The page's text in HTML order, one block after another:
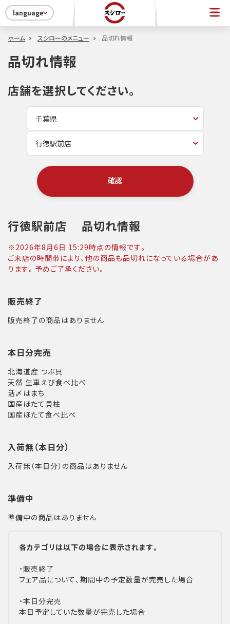
language
ホーム スシローのメニュー 品切れ情報
品切れ情報
店舗を選択してください。
確認
行徳駅前店 品切れ情報
※ 2026年8月6日 15:29時点の情報です。
ご来店の時間帯により、他の商品も品切れになっている場合があ
ります。予めご了承ください。
販売終了
販売終了の商品はありません
本日分完売
北海道産 つぶ貝
天然 生車えび食べ比べ
活〆はまち
国産ほたて貝柱
国産ほたて食べ比べ
入荷無（本日分）
入荷無（本日分）の商品はありません
準備中
準備中の商品はありません
各カテゴリは以下の場合に表示されます。
・販売終了
フェア品について、期間中の予定数量が完売した場合
・本日分完売
本日予定していた数量が完売した場合